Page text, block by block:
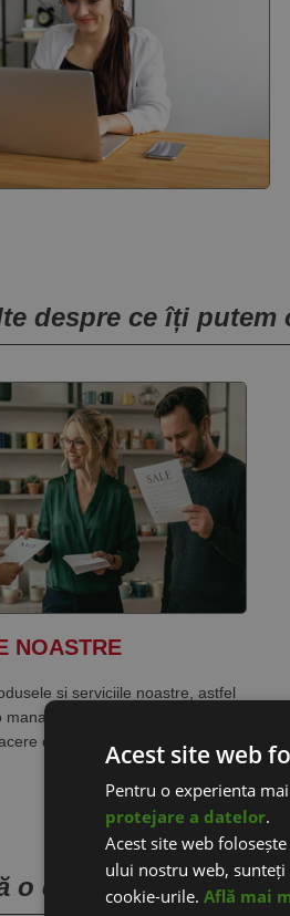
despre ce îți putem
NOASTRE
si serviciile noastre, astfel
de ajutor celor care incep
online.
o discuție pentru
Acest site web
Pentru o experienta
protejare a datelor.
Acest site web
ului nostru web,
cookie-urile. Află mai